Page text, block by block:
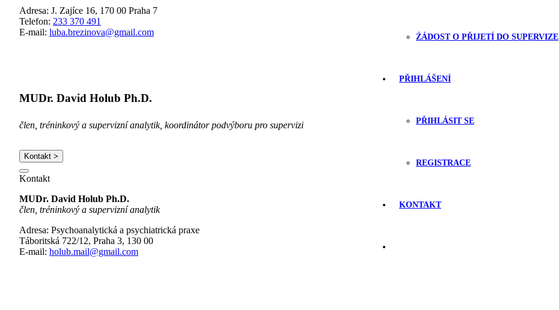
ŹÁDOST O PŘIJETÍ DO SUPERVIZE
PŘIHLÁŠENÍ
PŘIHLÁSIT SE
REGISTRACE
KONTAKT
Adresa: J. Zajíce 16, 170 00 Praha 7
Telefon: 233 370 491
E-mail: luba.brezinova@gmail.com
MUDr. David Holub Ph.D.
člen, tréninkový a supervizní analytik, koordinátor podvýboru pro supervizi
Kontakt >
Kontakt
MUDr. David Holub Ph.D.
člen, tréninkový a supervizní analytik
Adresa: Psychoanalytická a psychiatrická praxe
Táboritská 722/12, Praha 3, 130 00
E-mail: holub.mail@gmail.com